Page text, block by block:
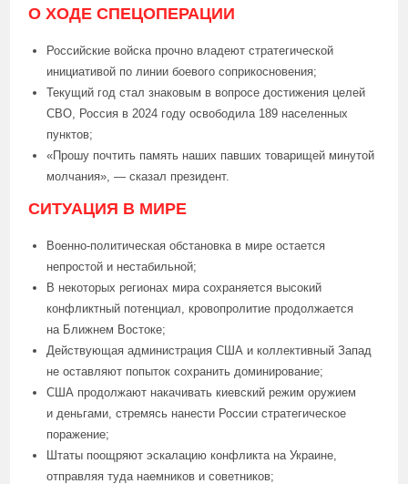
О ХОДЕ СПЕЦОПЕРАЦИИ
Российские войска прочно владеют стратегической
инициативой по линии боевого соприкосновения;
Текущий год стал знаковым в вопросе достижения целей
СВО, Россия в 2024 году освободила 189 населенных
пунктов;
«Прошу почтить память наших павших товарищей минутой
молчания», — сказал президент.
СИТУАЦИЯ В МИРЕ
Военно-политическая обстановка в мире остается
непростой и нестабильной;
В некоторых регионах мира сохраняется высокий
конфликтный потенциал, кровопролитие продолжается
на Ближнем Востоке;
Действующая администрация США и коллективный Запад
не оставляют попыток сохранить доминирование;
США продолжают накачивать киевский режим оружием
и деньгами, стремясь нанести России стратегическое
поражение;
Штаты поощряют эскалацию конфликта на Украине,
отправляя туда наемников и советников;